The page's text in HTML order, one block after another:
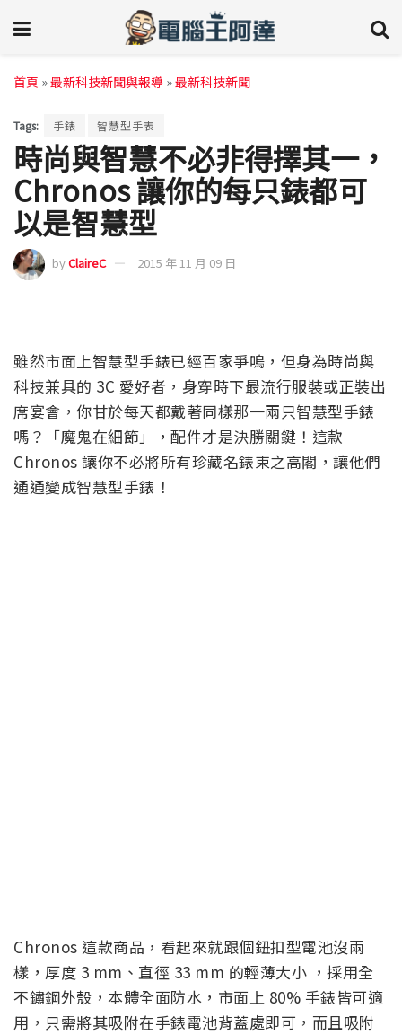
首頁 »最新科技新聞與報導 »最新科技新聞
Tags: 手錶 智慧型手表
時尚與智慧不必非得擇其一，
Chronos 讓你的每只錶都可
以是智慧型
byClaireC 2015 年 11 月 09 日
雖然市面上智慧型手錶已經百家爭鳴，但身為時尚與
科技兼具的 3C 愛好者，身穿時下最流行服裝或正裝出
席宴會，你甘於每天都戴著同樣那一兩只智慧型手錶
嗎？「魔鬼在細節」，配件才是決勝關鍵！這款
Chronos 讓你不必將所有珍藏名錶束之高閣，讓他們
通通變成智慧型手錶！
Chronos 這款商品，看起來就跟個鈕扣型電池沒兩
樣，厚度 3 mm、直徑 33 mm 的輕薄大小 ，採用全
不鏽鋼外殼，本體全面防水，市面上 80% 手錶皆可適
用，只需將其吸附在手錶電池背蓋處即可，而且吸附